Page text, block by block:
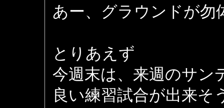
あー、グラウンドが勿
とりあえず
今週末は、来週のサン
良い練習試合が出来そ